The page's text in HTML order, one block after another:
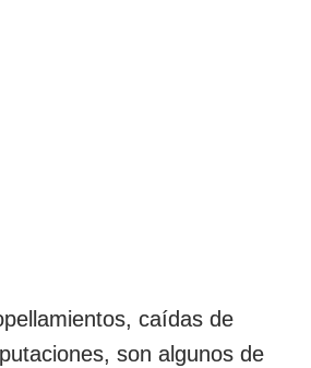
caídas de
son algunos de